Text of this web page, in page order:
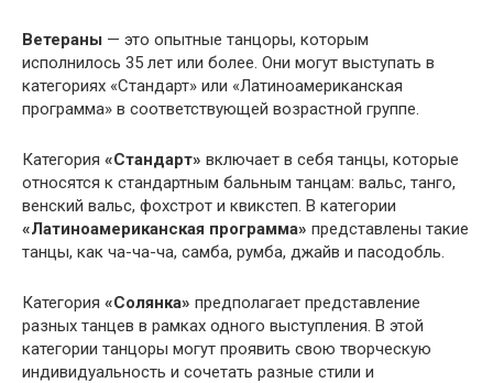
Ветераны — это опытные танцоры, которым
исполнилось 35 лет или более. Они могут выступать в
категориях «Стандарт» или «Латиноамериканская
программа» в соответствующей возрастной группе.
Категория «Стандарт» включает в себя танцы, которые
относятся к стандартным бальным танцам: вальс, танго,
венский вальс, фохстрот и квикстеп. В категории
«Латиноамериканская программа» представлены такие
танцы, как ча-ча-ча, самба, румба, джайв и пасодобль.
Категория «Солянка» предполагает представление
разных танцев в рамках одного выступления. В этой
категории танцоры могут проявить свою творческую
индивидуальность и сочетать разные стили и